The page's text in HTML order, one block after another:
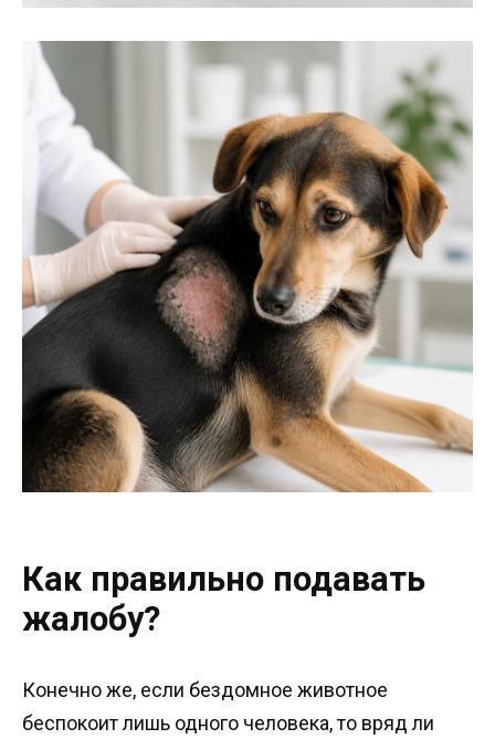
Как правильно подавать
жалобу?
Конечно же, если бездомное животное
беспокоит лишь одного человека, то вряд ли